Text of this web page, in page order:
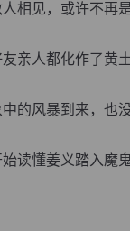
见，或许不再
人都化作了黄
风暴到来，也
懂姜义踏入魔